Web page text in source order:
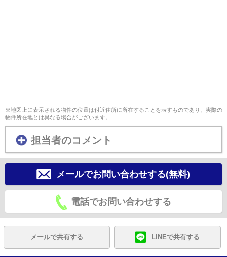
※地図上に表示される物件の位置は付近住所に所在することを表すものであり、実際の
物件所在地とは異なる場合がございます。
担当者のコメント
メールでお問い合わせする(無料)
電話でお問い合わせする
メールで共有する LINEで共有する